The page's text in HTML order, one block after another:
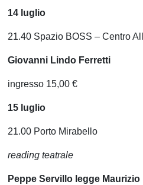
14 luglio
21.40 Spazio BOSS – Centro
Giovanni Lindo Ferretti
ingresso 15,00 €
15 luglio
21.00 Porto Mirabello
reading teatrale
Peppe Servillo legge